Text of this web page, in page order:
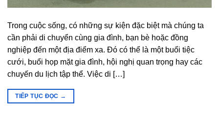
Trong cuộc sống, có những sự kiện đặc biệt mà chúng ta
cần phải di chuyển cùng gia đình, bạn bè hoặc đồng
nghiệp đến một địa điểm xa. Đó có thể là một buổi tiệc
cưới, buổi họp mặt gia đình, hội nghị quan trọng hay các
chuyến du lịch tập thể. Việc di […]
TIẾP TỤC ĐỌC →